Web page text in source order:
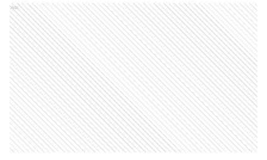
Ads